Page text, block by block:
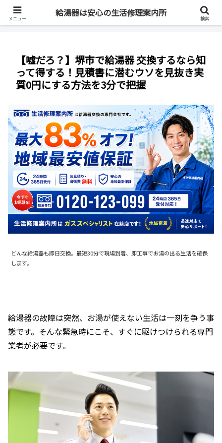
最短即日・全国対応・最大83%OFF
【嘘だろ？】堺市で給湯器 交換するなら知
って得する！見積書に潜むウソを見抜き実
質0円にする方法を3分で把握
どんな給湯器も即日交換。最短30分で現場到着、即工事でお湯の出る生活を確保
します。
給湯器の故障は突然、お湯が使えない生活は一刻を争う事
態です。そんな緊急時にこそ、すぐに駆けつけられる専門
業者が必要です。
メニュー
給湯器は安心の生活修理案内所
検索